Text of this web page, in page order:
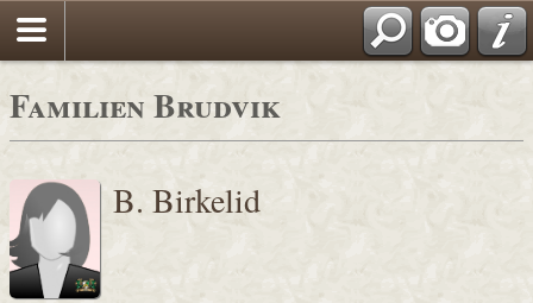
Familien Brudvik
B. Birkelid